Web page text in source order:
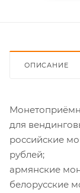
ОПИСАНИЕ
для
российские
рублей;
армянские
белорусские